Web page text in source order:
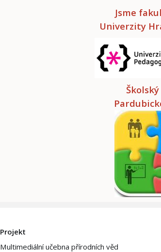
Jsme
Univerzity
Projekt
Multimediální učebna přírodních věd